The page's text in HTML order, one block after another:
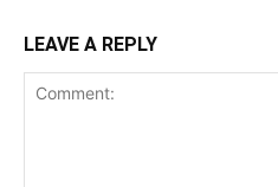
LEAVE A REPLY